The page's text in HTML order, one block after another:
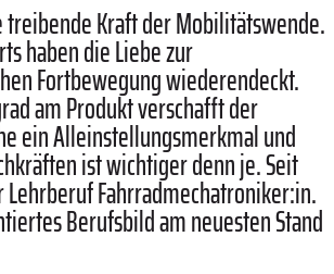
treibende Kraft der Mobilitätswende.
haben die Liebe zur
Fortbewegung wiederendeckt.
am Produkt verschafft der
ein Alleinstellungsmerkmal und
ist wichtiger denn je. Seit
Fahrradmechatroniker:in.
Berufsbild am neuesten Stand